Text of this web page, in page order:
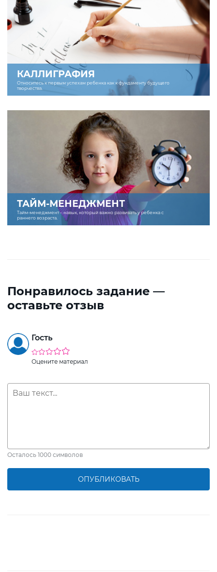
КАЛЛИГРАФИЯ
Относитесь к первым успехам ребенка как к фундаменту будущего
творчества.
ТАЙМ-МЕНЕДЖМЕНТ
Тайм-менеджмент – навык, который важно развивать у ребенка с
раннего возраста.
Понравилось задание —
оставьте отзыв
Гость
Оцените материал
Осталось 1000 символов
ОПУБЛИКОВАТЬ